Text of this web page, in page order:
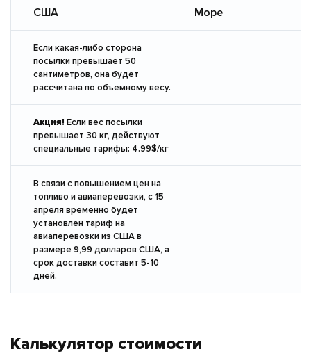
США Море
Если какая-либо сторона
посылки превышает 50
сантиметров, она будет
рассчитана по объемному весу.
Акция! Если вес посылки
превышает 30 кг, действуют
специальные тарифы: 4.99$/кг
В связи с повышением цен на
топливо и авиаперевозки, с 15
апреля временно будет
установлен тариф на
авиаперевозки из США в
размере 9,99 долларов США, а
срок доставки составит 5-10
дней.
Калькулятор стоимости